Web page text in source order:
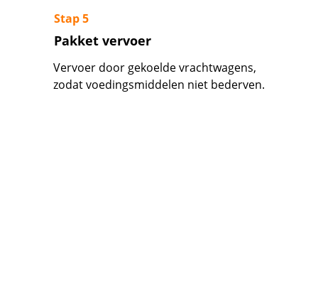
Stap 5
Pakket vervoer
Vervoer door gekoelde vrachtwagens,
zodat voedingsmiddelen niet bederven.